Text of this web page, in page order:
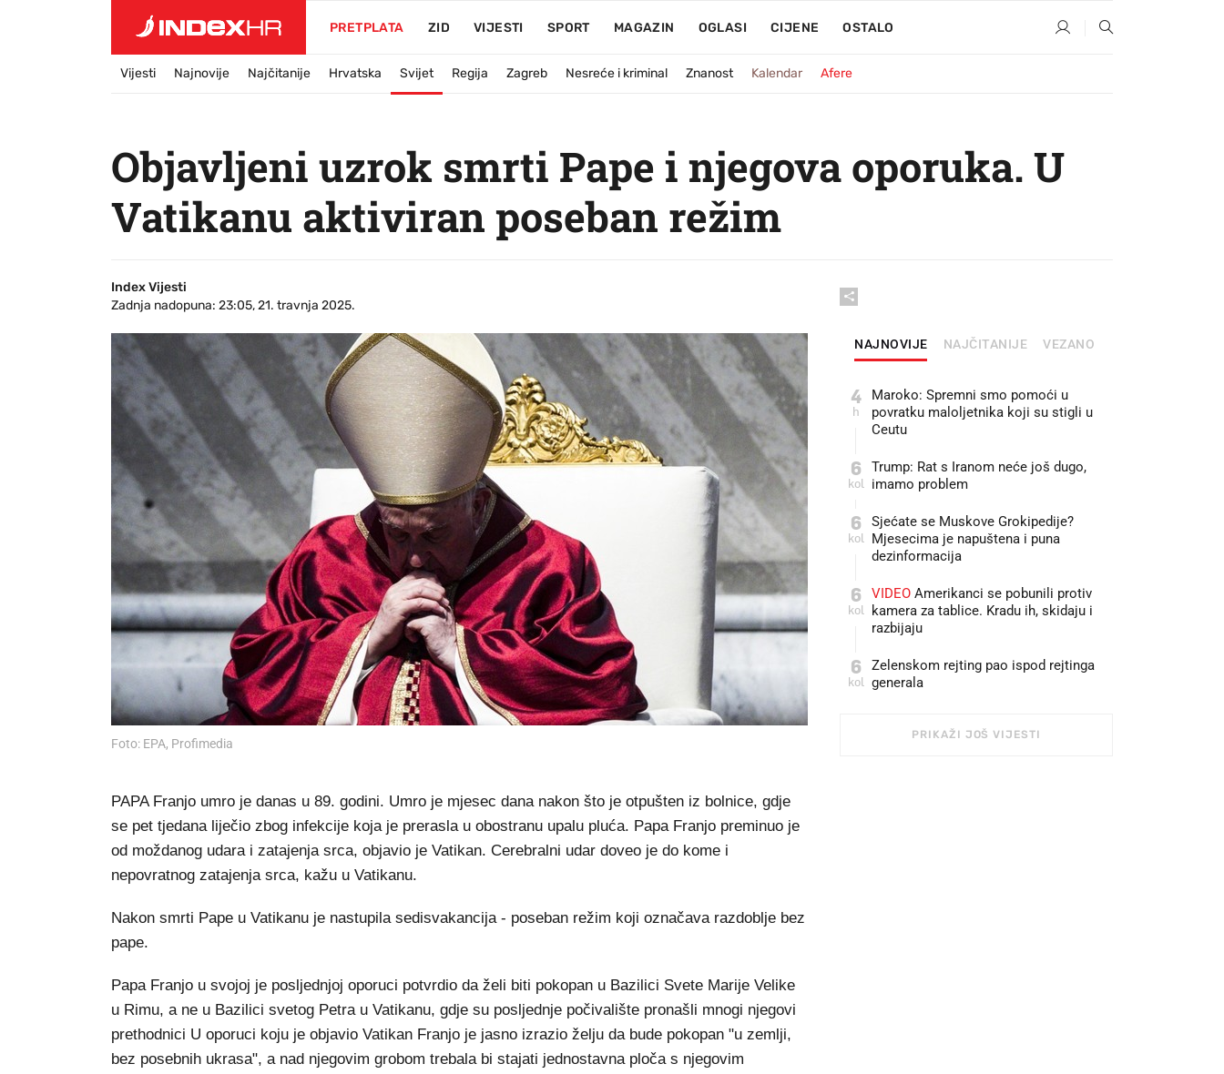
PRETPLATA ZID VIJESTI SPORT MAGAZIN OGLASI CIJENE OSTALO
Vijesti Najnovije Najčitanije Hrvatska Svijet Regija Zagreb Nesreće i kriminal Znanost Kalendar Afere
Objavljeni uzrok smrti Pape i njegova oporuka. U
Vatikanu aktiviran poseban režim
Index Vijesti
Zadnja nadopuna: 23:05, 21. travnja 2025.
Foto: EPA, Profimedia
PAPA Franjo umro je danas u 89. godini. Umro je mjesec dana nakon što je otpušten iz bolnice, gdje
se pet tjedana liječio zbog infekcije koja je prerasla u obostranu upalu pluća. Papa Franjo preminuo je
od moždanog udara i zatajenja srca, objavio je Vatikan. Cerebralni udar doveo je do kome i
nepovratnog zatajenja srca, kažu u Vatikanu.
Nakon smrti Pape u Vatikanu je nastupila sedisvakancija - poseban režim koji označava razdoblje bez
pape.
Papa Franjo u svojoj je posljednjoj oporuci potvrdio da želi biti pokopan u Bazilici Svete Marije Velike
u Rimu, a ne u Bazilici svetog Petra u Vatikanu, gdje su posljednje počivalište pronašli mnogi njegovi
prethodnici U oporuci koju je objavio Vatikan Franjo je jasno izrazio želju da bude pokopan "u zemlji,
bez posebnih ukrasa", a nad njegovim grobom trebala bi stajati jednostavna ploča s njegovim
NAJNOVIJE NAJČITANIJE VEZANO
4
h
Maroko: Spremni smo pomoći u
povratku maloljetnika koji su stigli u
Ceutu
6
kol
Trump: Rat s Iranom neće još dugo,
imamo problem
6
kol
Sjećate se Muskove Grokipedije?
Mjesecima je napuštena i puna
dezinformacija
6
kol
VIDEO Amerikanci se pobunili protiv
kamera za tablice. Kradu ih, skidaju i
razbijaju
6
kol
Zelenskom rejting pao ispod rejtinga
generala
PRIKAŽI JOŠ VIJESTI